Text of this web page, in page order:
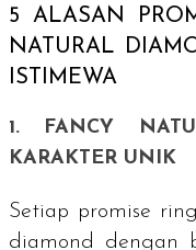
5 ALASAN
NATURAL
ISTIMEWA
1. FANCY
KARAKTER UNIK
Setiap promise ring
diamond dengan